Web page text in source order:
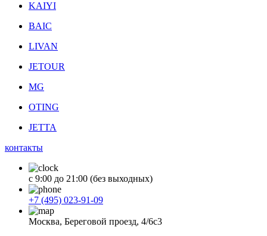
KAIYI
BAIC
LIVAN
JETOUR
MG
OTING
JETTA
контакты
с 9:00 до 21:00 (без выходных)
+7 (495) 023-91-09
Москва, Береговой проезд, 4/6с3